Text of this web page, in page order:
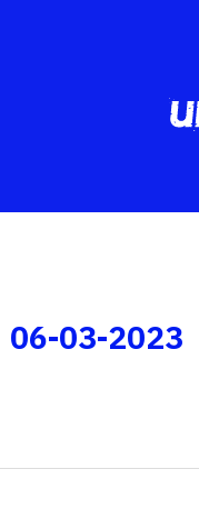
Extensão
06-03-2023